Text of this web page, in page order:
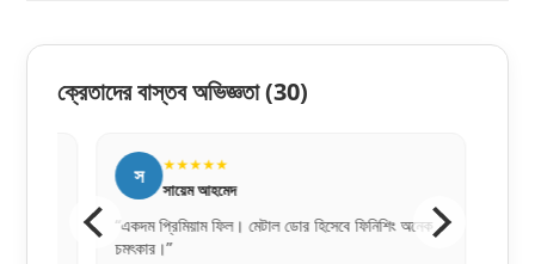
ক্রেতাদের বাস্তব অভিজ্ঞতা(30)
★★★★★
সায়েম আহমেদ
“একদম প্রিমিয়াম ফিল। মেটাল ডোর হিসেবে ফিনিশিং অনেক
চমৎকার।”